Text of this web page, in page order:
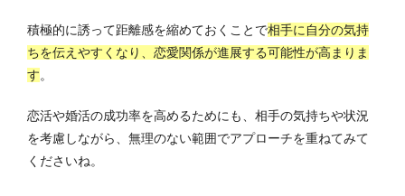
積極的に誘って距離感を縮めておくことで相手に自分の気持
ちを伝えやすくなり、恋愛関係が進展する可能性が高まりま
す。
恋活や婚活の成功率を高めるためにも、相手の気持ちや状況
を考慮しながら、無理のない範囲でアプローチを重ねてみて
くださいね。